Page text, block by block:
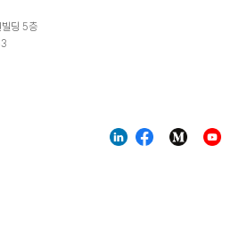
빌딩 5층